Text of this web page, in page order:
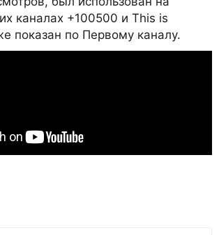
каналах +100500 и This is
показан по Первому каналу.